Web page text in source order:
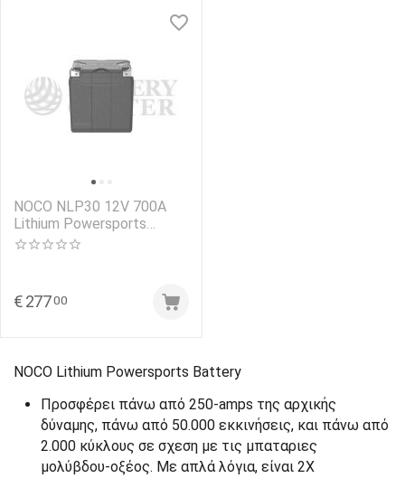
NOCO Lithium Powersports Battery
Προσφέρει πάνω από 250-amps της αρχικής
δύναμης, πάνω από 50.000 εκκινήσεις, και πάνω από
2.000 κύκλους σε σχεση με τις μπαταριες
μολύβδου-οξέος. Με απλά λόγια, είναι 2X
NOCO NLP30 12V 700A
Lithium Powersports
Battery
€27700